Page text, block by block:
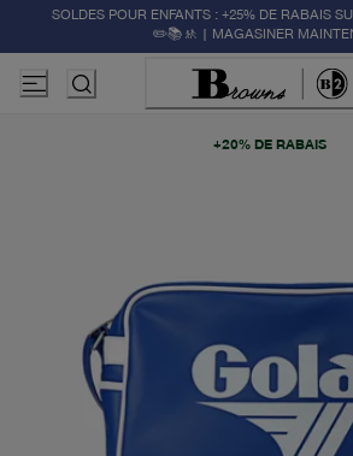
SOLDES POUR ENFANTS : +25% DE RABAIS
✏️📚🚸 | MAGASINER
+20% DE RABAIS